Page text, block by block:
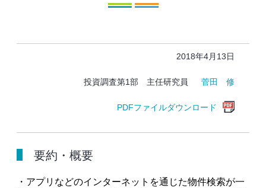
2018年4月13日
投資調査第1部 主任研究員菅田 修
PDFファイルダウンロード
要約・概要
・アプリなどのインターネットを通じた物件検索が一